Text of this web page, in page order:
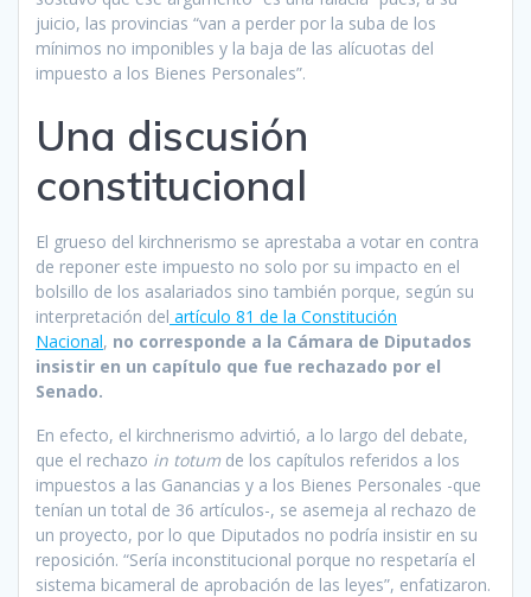
juicio, las provincias “van a perder por la suba de los
mínimos no imponibles y la baja de las alícuotas del
impuesto a los Bienes Personales”.
Una discusión
constitucional
El grueso del kirchnerismo se aprestaba a votar en contra
de reponer este impuesto no solo por su impacto en el
bolsillo de los asalariados sino también porque, según su
interpretación del artículo 81 de la Constitución
Nacional, no corresponde a la Cámara de Diputados
insistir en un capítulo que fue rechazado por el
Senado.
En efecto, el kirchnerismo advirtió, a lo largo del debate,
que el rechazo in totum de los capítulos referidos a los
impuestos a las Ganancias y a los Bienes Personales -que
tenían un total de 36 artículos-, se asemeja al rechazo de
un proyecto, por lo que Diputados no podría insistir en su
reposición. “Sería inconstitucional porque no respetaría el
sistema bicameral de aprobación de las leyes”, enfatizaron.